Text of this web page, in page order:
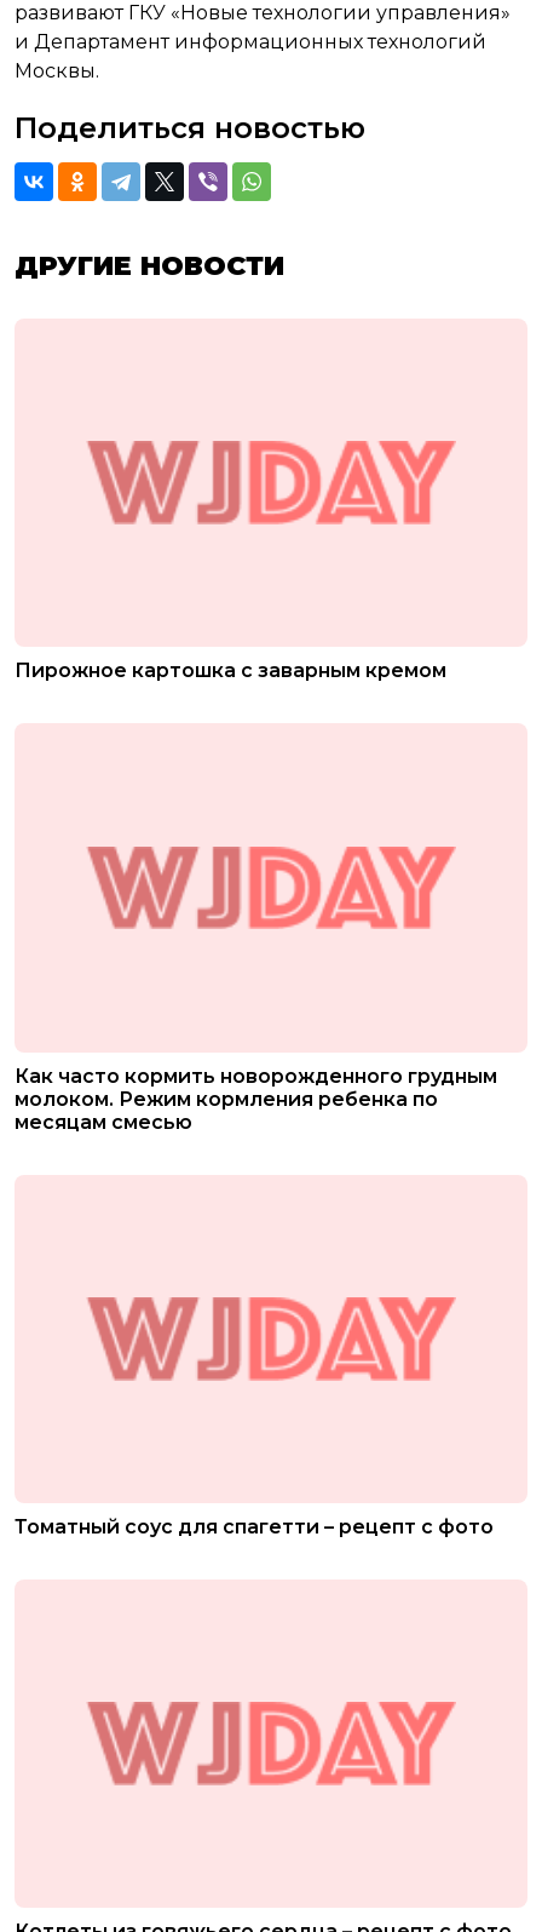
развивают ГКУ «Новые технологии управления»
и Департамент информационных технологий
Москвы.
Поделиться новостью
ДРУГИЕ НОВОСТИ
Пирожное картошка с заварным кремом
Как часто кормить новорожденного грудным
молоком. Режим кормления ребенка по
месяцам смесью
Томатный соус для спагетти – рецепт с фото